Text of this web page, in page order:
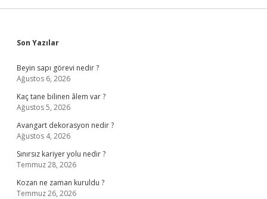
Sidebar
Son Yazılar
Beyin sapı görevi nedir ?
Ağustos 6, 2026
Kaç tane bilinen âlem var ?
Ağustos 5, 2026
Avangart dekorasyon nedir ?
Ağustos 4, 2026
Sınırsız kariyer yolu nedir ?
Temmuz 28, 2026
Kozan ne zaman kuruldu ?
Temmuz 26, 2026